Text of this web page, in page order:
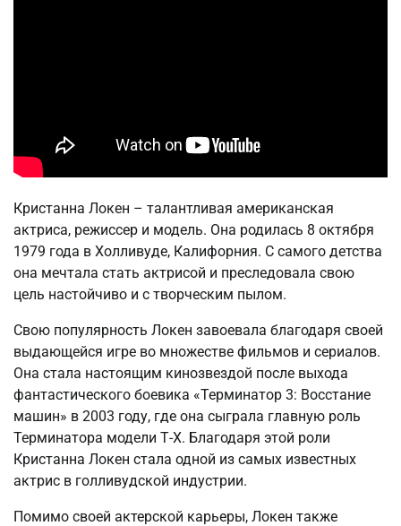
Кристанна Локен – талантливая американская
актриса, режиссер и модель. Она родилась 8 октября
1979 года в Холливуде, Калифорния. С самого детства
она мечтала стать актрисой и преследовала свою
цель настойчиво и с творческим пылом.
Свою популярность Локен завоевала благодаря своей
выдающейся игре во множестве фильмов и сериалов.
Она стала настоящим кинозвездой после выхода
фантастического боевика «Терминатор 3: Восстание
машин» в 2003 году, где она сыграла главную роль
Терминатора модели Т-Х. Благодаря этой роли
Кристанна Локен стала одной из самых известных
актрис в голливудской индустрии.
Помимо своей актерской карьеры, Локен также